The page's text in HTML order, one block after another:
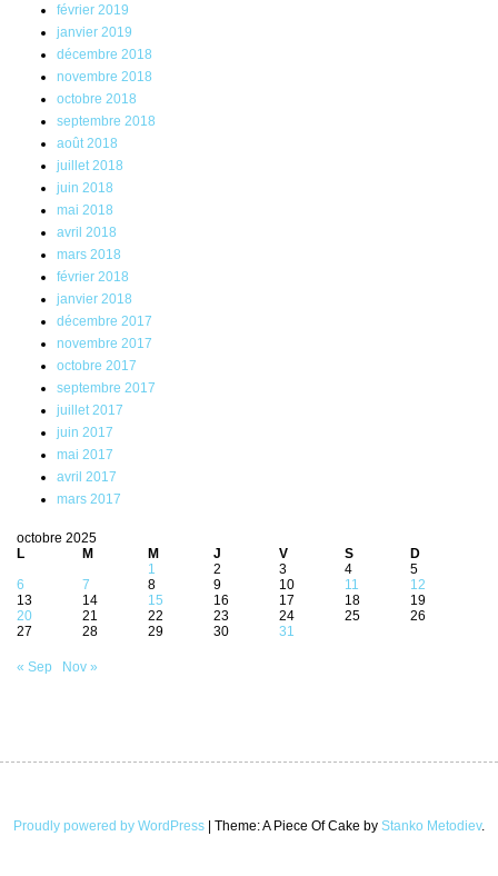
février 2019
janvier 2019
décembre 2018
novembre 2018
octobre 2018
septembre 2018
août 2018
juillet 2018
juin 2018
mai 2018
avril 2018
mars 2018
février 2018
janvier 2018
décembre 2017
novembre 2017
octobre 2017
septembre 2017
juillet 2017
juin 2017
mai 2017
avril 2017
mars 2017
octobre 2025
L
M M J V S
D
1
2 3 4
5
6
7 8 9 10 11
12
13
14 15 16 17 18
19
20
21 22 23 24 25
26
27
28 29 30 31
« Sep Nov »
Proudly powered by WordPress | Theme: A Piece Of Cake by Stanko Metodiev.